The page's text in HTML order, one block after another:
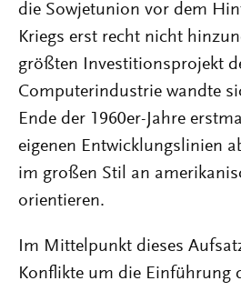
die Sowjetunion vor dem
Kriegs erst recht nicht
größten Investitionsprojekt
Computerindustrie wandte
Ende der 1960er-Jahre
eigenen Entwicklungslinien
im großen Stil an
orientieren.
Im Mittelpunkt dieses
Konflikte um die Einführung